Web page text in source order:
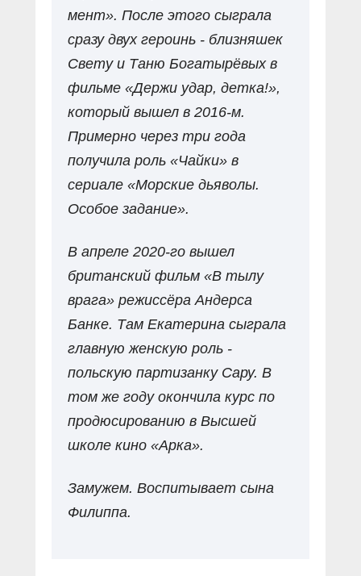
мент». После этого сыграла
сразу двух героинь - близняшек
Свету и Таню Богатырёвых в
фильме «Держи удар, детка!»,
который вышел в 2016-м.
Примерно через три года
получила роль «Чайки» в
сериале «Морские дьяволы.
Особое задание».
В апреле 2020-го вышел
британский фильм «В тылу
врага» режиссёра Андерса
Банке. Там Екатерина сыграла
главную женскую роль -
польскую партизанку Сару. В
том же году окончила курс по
продюсированию в Высшей
школе кино «Арка».
Замужем. Воспитывает сына
Филиппа.